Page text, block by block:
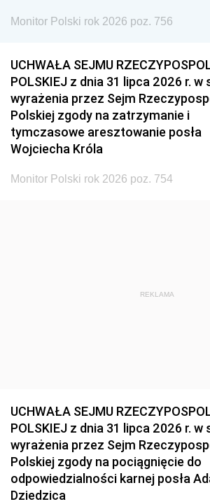
Monitor Polski rok 2026 poz. 756
UCHWAŁA SEJMU
POLSKIEJ z dnia 31 lipca 2026 r. w
wyrażenia przez Sejm
Polskiej zgody na zatrzymanie i
tymczasowe aresztowanie posła
Wojciecha Króla
Monitor Polski rok 2026 poz. 754
REKLAMA
UCHWAŁA SEJMU
POLSKIEJ z dnia 31 lipca 2026 r. w
wyrażenia przez Sejm
Polskiej zgody na pociągnięcie do
odpowiedzialności karnej posła
Dziedzica